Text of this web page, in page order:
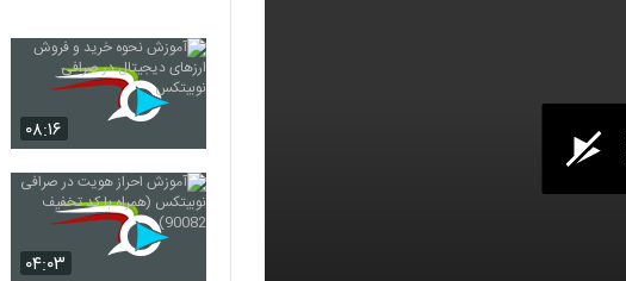
۰۸:۱۶
۰۴:۰۳